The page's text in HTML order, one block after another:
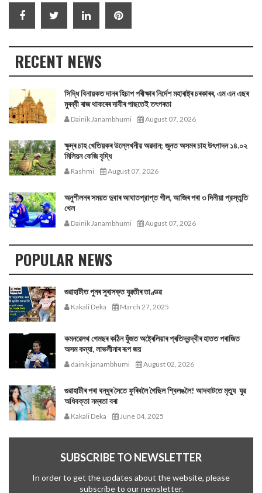
RECENT NEWS
সিদ্ধি বিনায়কত দানৰ হিচাপ পৰীক্ষাৰ নিৰ্দেশ মহাৰাষ্ট্ৰ চৰকাৰৰ, এম এন এছৰ
মুৰব্বী ৰাজ থাকৰেৰ দাবীৰ পাছতেই তৎপৰতা
Dainik Janambhumi August 07, 2026
ক্ষুদ্ৰ চাহ খেতিয়কৰ উল্লেখনীয় অৱদান; জুনত অসমৰ চাহ উৎপাদন ১৪.০২
মিলিয়ন কেজি বৃদ্ধি
Rashmi August 07, 2026
অনুশীলনৰ সময়ত দুবাৰ আঘাতপ্রাপ্ত গীল, আজিৰ পৰা ৩ দিনীয়া প্রস্তুতি
খেল
Dainik Janambhumi August 07, 2026
POPULAR NEWS
গুৱাহাটীত পুনৰ সুৰাসক্ত যুৱতীৰ তাণ্ডৱ
Kakali Deka March 27, 2025
কমনৱেলথ গেমছৰ কঠিন যুঁজত অষ্ট্ৰেলিয়াৰ প্ৰতিদ্বন্দ্বীৰ হাতত পৰাজিত
অসম কন্যা, লাভলীনাৰ ৰূপ জয়
dainik janambhumi August 02, 2026
গুৱাহাটীৰ পৰা বন্ধুৰ সৈতে ফুৰিবলৈ গৈছিল শ্বিলঙলৈ! আদবাটতে মৃত্যু যুৱ
অধিবক্তা নম্ৰতা বৰা
Kakali Deka June 04, 2025
SUBSCRIBE TO NEWSLETTER
In order to get the updates about the website, please
subscribe to our newsletter.